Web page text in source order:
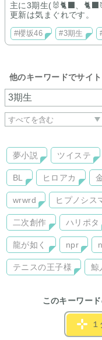
主に3期生(🐰🐈‍⬛、
更新は気まぐれです。
#櫻坂46 #3期生
他のキーワードでサイ
夢小説 ツイステ
BL ヒロアカ
wrwrd ヒプノシス
二次創作 ハリポタ
龍が如く npr
テニスの王子様 鯨
このキーワー